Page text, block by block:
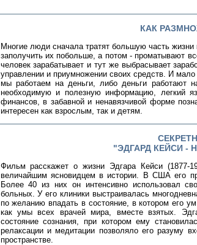
КАК
Многие люди сначала тратят большую часть жизни
заполучить их побольше, а потом - проматывают
человек зарабатывает и тут же выбрасывает
управлении и приумножении своих средств. И
мы работаем на деньги, либо деньги работают
необходимую и полезную информацию, легкий
финансов, в забавной и ненавязчивой форме
интересен как взрослым, так и детям.
"ЭДГАРД КЕЙСИ -
Фильм расскажет о жизни Эдгара Кейси (1877-
величайшим ясновидцем в истории. В США его
Более 40 из них он интенсивно использовал
больных. У его клиники выстраивалась
по желанию впадать в состояние, в котором его
как умы всех врачей мира, вместе взятых.
состояние сознания, при котором ему
релаксации и медитации позволяло его разуму
пространстве.